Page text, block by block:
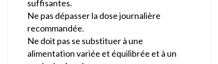
suffisantes.
Ne pas dépasser la dose journalière
recommandée.
Ne doit pas se substituer à une
alimentation variée et équilibrée et à un